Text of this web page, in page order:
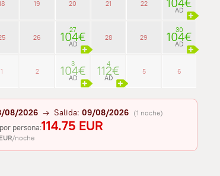
19 20 21 22
AD
26
27
104€
AD
28 29
30
104€
AD
1 2
3
104€
AD
4
112€
AD
5 6
08/2026 → Salida: 09/08/2026 (1 noche)
persona:114.75 EUR
/noche